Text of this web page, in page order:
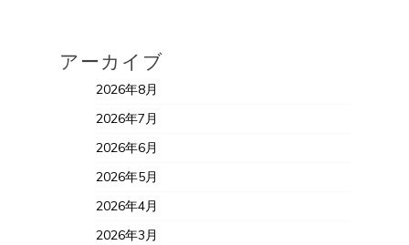
アーカイブ
2026年8月
2026年7月
2026年6月
2026年5月
2026年4月
2026年3月